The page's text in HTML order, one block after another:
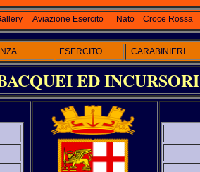
Aviazione Esercito Nato Croce Rossa
ESERCITO CARABINIERI
ED INCURSORI